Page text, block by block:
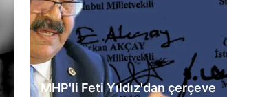
MHP'li Feti Yıldız'dan çerçeve